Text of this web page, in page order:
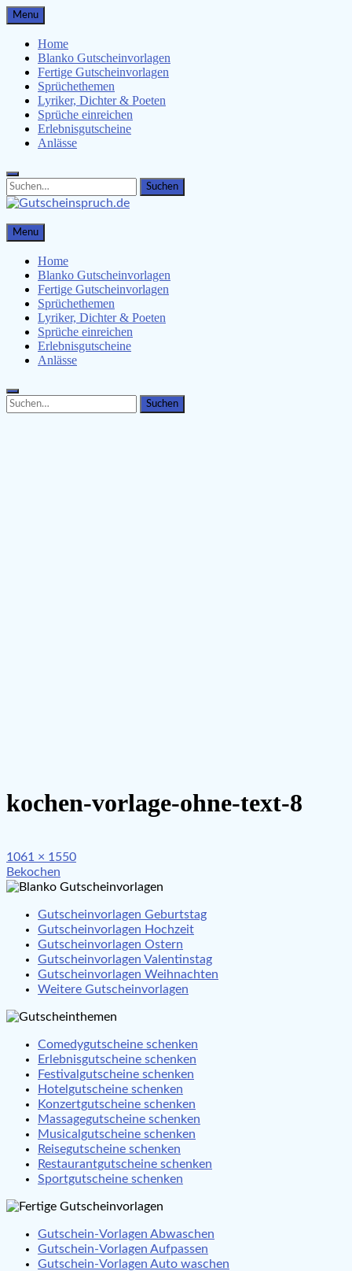
Skip
to
content
Menu
Home
Blanko Gutscheinvorlagen
Fertige Gutscheinvorlagen
Sprüchethemen
Lyriker, Dichter & Poeten
Sprüche einreichen
Erlebnisgutscheine
Anlässe
Search
for:
Search
Gutscheinspruch.de
Gutscheinsprüche & Gutscheinvorlagen finden
Menu
Home
Blanko Gutscheinvorlagen
Fertige Gutscheinvorlagen
Sprüchethemen
Lyriker, Dichter & Poeten
Sprüche einreichen
Erlebnisgutscheine
Anlässe
Search
for:
Search
kochen-vorlage-ohne-text-8
Full
size
1061 × 1550
Beitragsnavigation
Bekochen
Gutscheinvorlagen Geburtstag
Gutscheinvorlagen Hochzeit
Gutscheinvorlagen Ostern
Gutscheinvorlagen Valentinstag
Gutscheinvorlagen Weihnachten
Weitere Gutscheinvorlagen
Comedygutscheine schenken
Erlebnisgutscheine schenken
Festivalgutscheine schenken
Hotelgutscheine schenken
Konzertgutscheine schenken
Massagegutscheine schenken
Musicalgutscheine schenken
Reisegutscheine schenken
Restaurantgutscheine schenken
Sportgutscheine schenken
Gutschein-Vorlagen Abwaschen
Gutschein-Vorlagen Aufpassen
Gutschein-Vorlagen Auto waschen